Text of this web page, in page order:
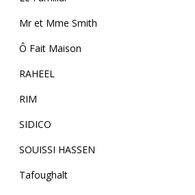
Mr et Mme Smith
Ô Fait Maison
RAHEEL
RIM
SIDICO
SOUISSI HASSEN
Tafoughalt